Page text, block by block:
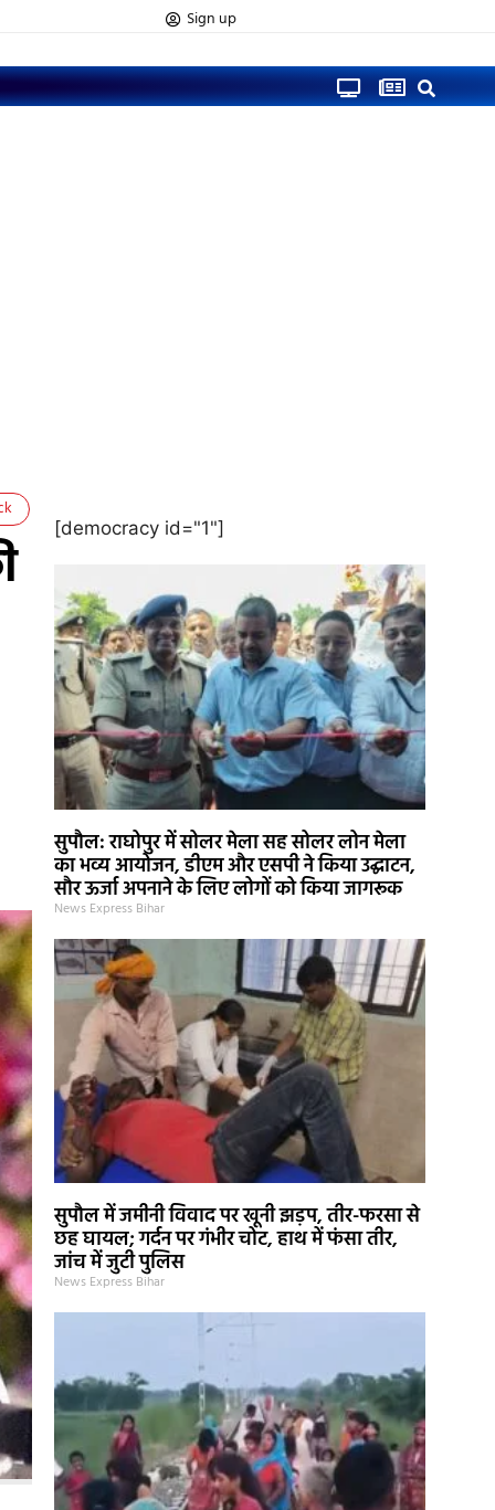
Sign up
[democracy id="1"]
सुपौल: राघोपुर में सोलर मेला सह सोलर लोन मेला
का भव्य आयोजन, डीएम और एसपी ने किया उद्घाटन,
सौर ऊर्जा अपनाने के लिए लोगों को किया जागरूक
News Express Bihar
सुपौल में जमीनी विवाद पर खूनी झड़प, तीर-फरसा से
छह घायल; गर्दन पर गंभीर चोट, हाथ में फंसा तीर,
जांच में जुटी पुलिस
News Express Bihar